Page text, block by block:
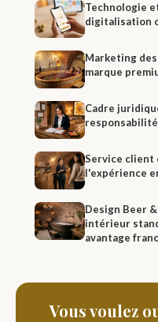
Technologie
digitalisation
Marketing
marque
Cadre
responsabilité
Service client
l'expérience
Design Beer
intérieur
avantage
Vous voulez